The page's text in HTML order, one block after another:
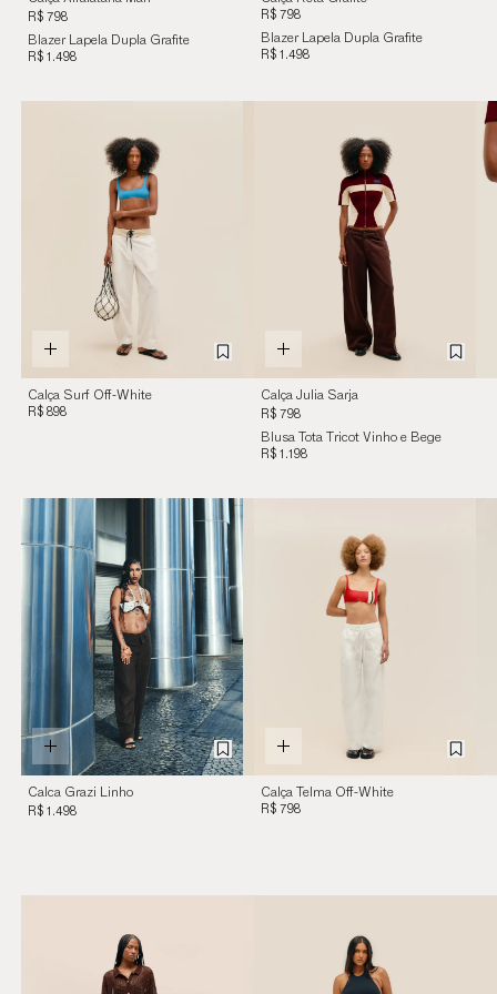
Grafite
R$ 798
Blazer Lapela Dupla Grafite
R$ 1.498
R$ 798
Blazer Lapela Dupla Grafite
R$ 1.498
Calça Surf Off-White
R$ 898
Calça Julia Sarja
Marrom Brauna
R$ 798
Blusa Tota Tricot Vinho e Bege
R$ 1.198
Calca Grazi Linho
Marrom
R$ 1.498
Calça Telma Off-White
R$ 798